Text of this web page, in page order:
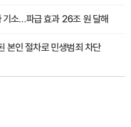
기소…파급 효과 26조 원 달해
본인 절차로 민생범죄 차단